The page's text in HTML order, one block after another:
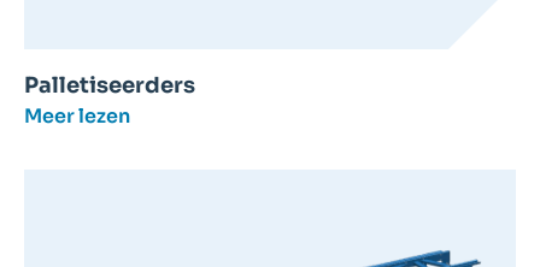
Palletiseerders
Meer lezen